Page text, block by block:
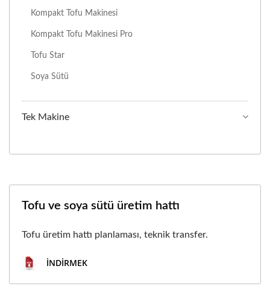
Kompakt Tofu Makinesi
Kompakt Tofu Makinesi Pro
Tofu Star
Soya Sütü
Tek Makine
Tofu ve soya sütü üretim hattı
Tofu üretim hattı planlaması, teknik transfer.
İNDIRMEK